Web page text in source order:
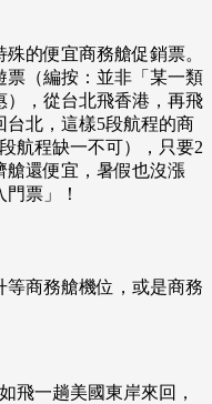
的便宜商務艙促銷票。
票（編按：並非「某一類
），從台北飛香港，再飛
台北，這樣5段航程的商
航程缺一不可），只要2
艙還便宜，暑假也沒漲
票」！
等商務艙機位，或是商務
飛一趟美國東岸來回，